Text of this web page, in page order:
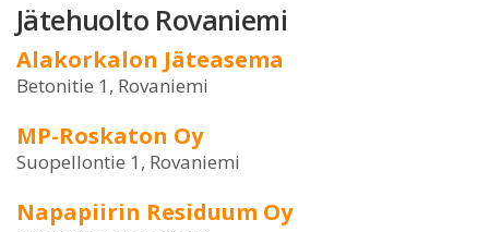
Jätehuolto Rovaniemi
Alakorkalon Jäteasema
Betonitie 1, Rovaniemi
MP-Roskaton Oy
Suopellontie 1, Rovaniemi
Napapiirin Residuum Oy